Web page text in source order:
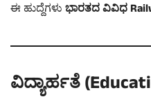
ಈ ಹುದ್ದೆಗಳುಭಾರತದ ವಿವಿಧ
ವಿದ್ಯಾರ್ಹತೆ